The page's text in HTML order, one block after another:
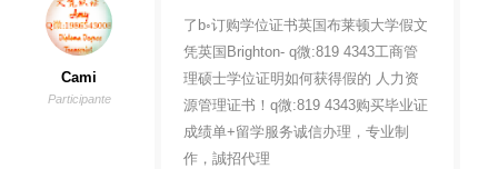
Cami
Participante
了b◦订购学位证书英国布莱顿大学假文
凭英国Brighton- q微:819 4343工商管
理硕士学位证明如何获得假的 人力资
源管理证书！q微:819 4343购买毕业证
成绩单+留学服务诚信办理，专业制
作，誠招代理